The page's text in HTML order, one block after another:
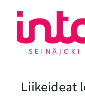
sisältöön
Liikeideat